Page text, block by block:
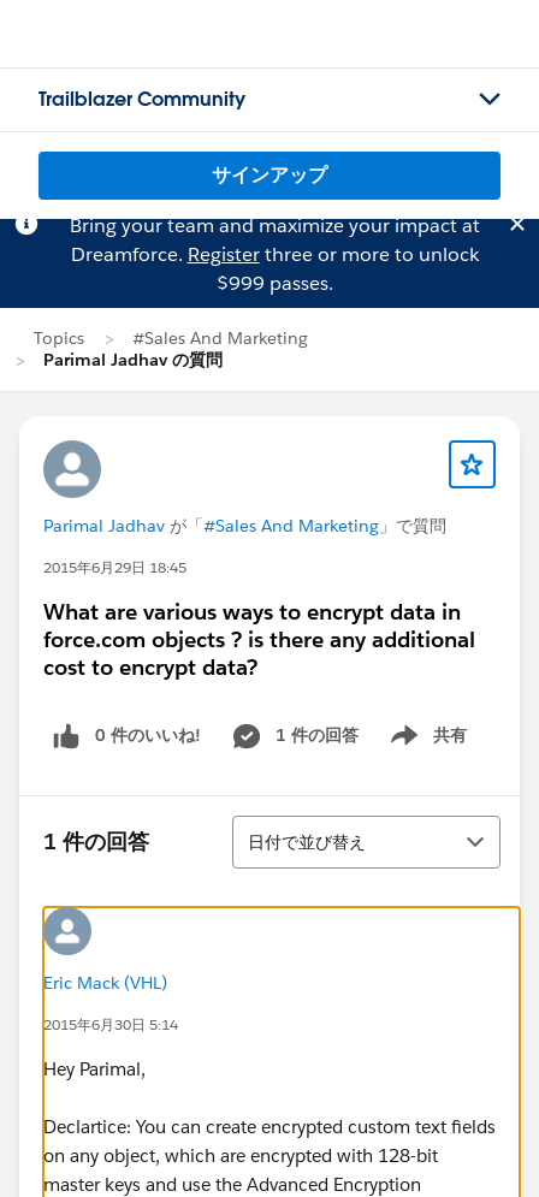
Trailblazer Community
サインアップ
Bring your team and maximize your impact at
Dreamforce. Registerthree or more to unlock
$999 passes.
Topics
#Sales And Marketing
Parimal Jadhav の質問
Parimal Jadhav が「#Sales And Marketing 」で質問
2015年6月29日 18:45
What are various ways to encrypt data in
force.com objects ? is there any additional
cost to encrypt data?
0 件のいいね! 1 件の回答 共有
Show menu
1 件の回答
並び替え
日付で並び替え
Eric Mack (VHL)
2015年6月30日 5:14
Hey Parimal,
Declartice: You can create encrypted custom text fields
on any object, which are encrypted with 128-bit
master keys and use the Advanced Encryption